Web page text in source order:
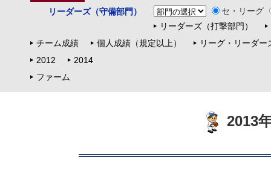
リーダーズ（守備部門）
セ・リーグ
リーダーズ（打撃部門）
チーム成績
個人成績（規定以上）
リーグ・リーダー
2012
2014
ファーム
2013